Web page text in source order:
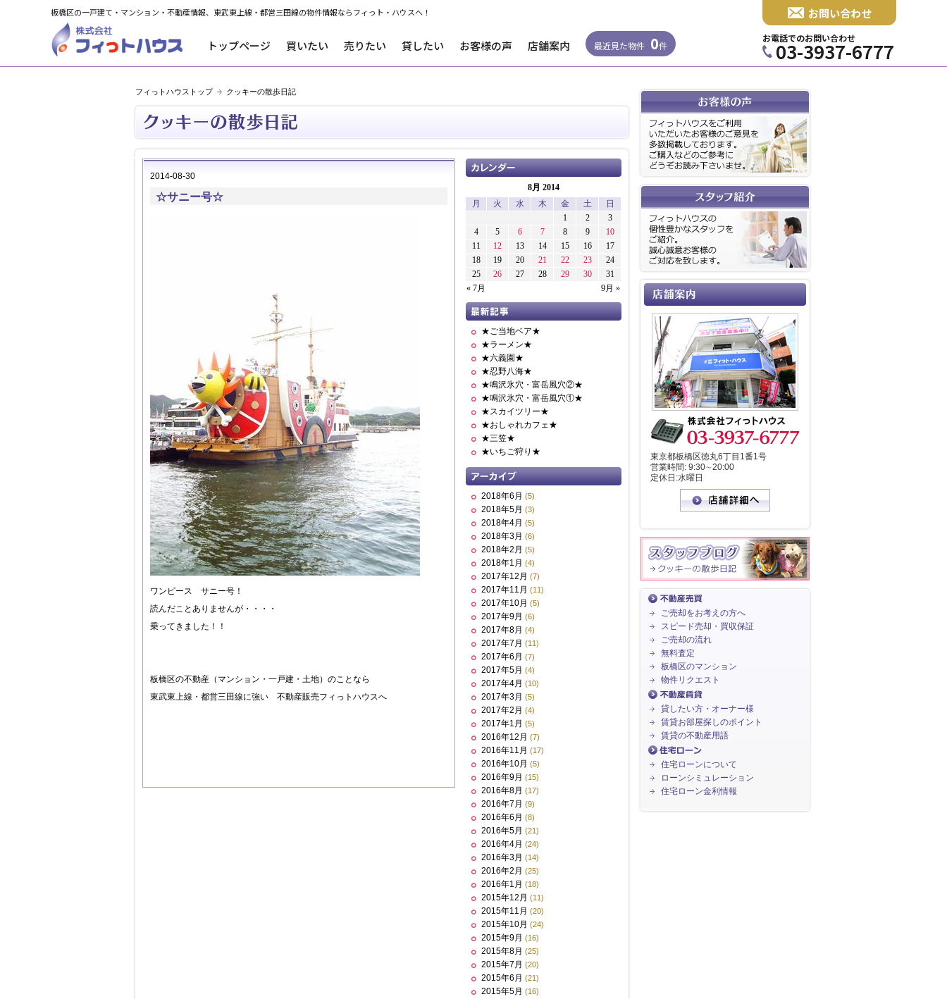
板橋区の一戸建て・マンション・不動産情報、東武東上線・都営三田線の物件情報ならフィっト・ハウスへ！
トップページ 買いたい 売りたい 貸したい お客様の声 店舗案内 最近見た物件 0件
お問い合わせ
お電話でのお問い合わせ
03-3937-6777
フィっトハウストップ クッキーの散歩日記
2014-08-30
☆サニー号☆
ワンピース サニー号！
読んだことありませんが・・・・
乗ってきました！！
板橋区の不動産（マンション・一戸建・土地）のことなら
東武東上線・都営三田線に強い 不動産販売フィっトハウスへ
8月 2014
月
火 水 木 金 土 日
« 7月 9月 »
1 2
3
4
5 6 7 8 9
10
11
12 13 14 15 16
17
18
19 20 21 22 23
24
25
26 27 28 29 30 31
★ご当地ベア★
★ラーメン★
★六義園★
★忍野八海★
★鳴沢氷穴・富岳風穴②★
★鳴沢氷穴・富岳風穴①★
★スカイツリー★
★おしゃれカフェ★
★三笠★
★いちご狩り★
2018年6月 (5)
2018年5月 (3)
2018年4月 (5)
2018年3月 (6)
2018年2月 (5)
2018年1月 (4)
2017年12月 (7)
2017年11月 (11)
2017年10月 (5)
2017年9月 (6)
2017年8月 (4)
2017年7月 (11)
2017年6月 (7)
2017年5月 (4)
2017年4月 (10)
2017年3月 (5)
2017年2月 (4)
2017年1月 (5)
2016年12月 (7)
2016年11月 (17)
2016年10月 (5)
2016年9月 (15)
2016年8月 (17)
2016年7月 (9)
2016年6月 (8)
2016年5月 (21)
2016年4月 (24)
2016年3月 (14)
2016年2月 (25)
2016年1月 (18)
2015年12月 (11)
2015年11月 (20)
2015年10月 (24)
2015年9月 (16)
2015年8月 (25)
2015年7月 (20)
2015年6月 (21)
2015年5月 (16)
東京都板橋区徳丸6丁目1番1号
営業時間: 9:30∼20:00
定休日:水曜日
ご売却をお考えの方へ
スピード売却・買収保証
ご売却の流れ
無料査定
板橋区のマンション
物件リクエスト
貸したい方・オーナー様
賃貸お部屋探しのポイント
賃貸の不動産用語
住宅ローンについて
ローンシミュレーション
住宅ローン金利情報